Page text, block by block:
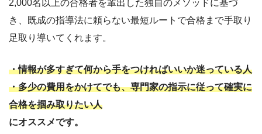
2,000名以上の合格者を輩出した独自のメソッドに基づ
き、既成の指導法に頼らない最短ルートで合格まで手取り
足取り導いてくれます。
・情報が多すぎて何から手をつければいいか迷っている人
・多少の費用をかけてでも、専門家の指示に従って確実に
合格を掴み取りたい人
にオススメです。